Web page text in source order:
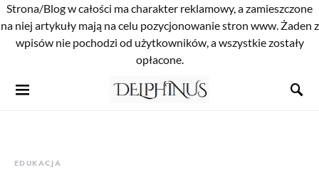
Strona/Blog w całości ma charakter reklamowy, a zamieszczone
na niej artykuły mają na celu pozycjonowanie stron www. Żaden z
wpisów nie pochodzi od użytkowników, a wszystkie zostały
opłacone.
EDUKACJA